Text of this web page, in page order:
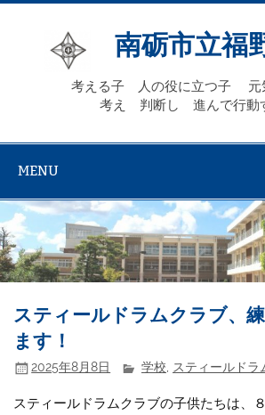
Skip
南砺市立福
考える子 人の役に立つ子 元
考え 判断し 進んで行動
MENU
スティールドラムクラブ、
ます！
2025年8月8日 学校, スティールドラ
スティールドラムクラブの子供たちは、